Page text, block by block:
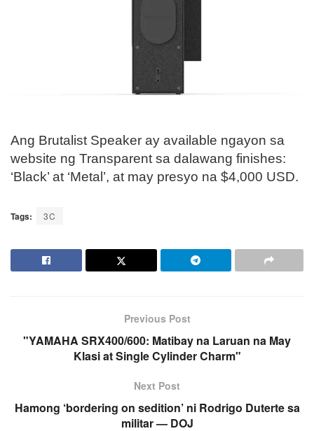
Ang Brutalist Speaker ay available ngayon sa
website ng Transparent sa dalawang finishes:
‘Black’ at ‘Metal’, at may presyo na $4,000 USD.
Tags: 3C
Previous Post
"YAMAHA SRX400/600: Matibay na Laruan na May
Klasi at Single Cylinder Charm"
Next Post
Hamong ‘bordering on sedition’ ni Rodrigo Duterte sa
militar — DOJ